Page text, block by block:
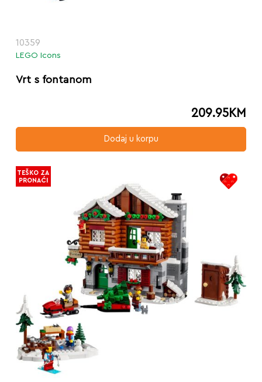
10359
LEGO Icons
Vrt s fontanom
209.95KM
Dodaj u korpu
TEŠKO ZA
PRONAĆI